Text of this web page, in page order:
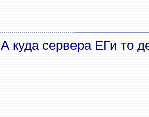
А куда сервера ЕГи то